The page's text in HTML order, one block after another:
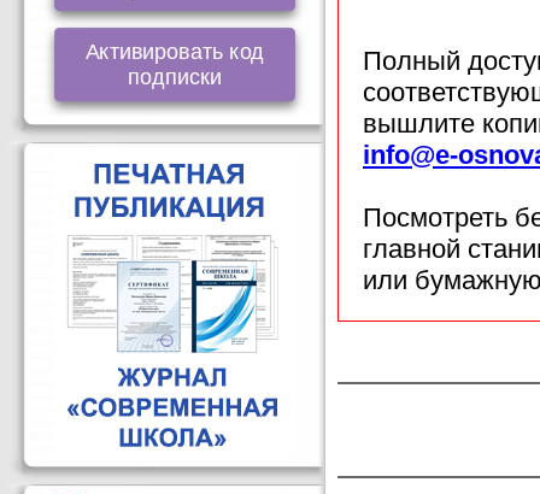
Полный
вышлите
info@e-
Посмотреть
главной
или
Активировать код
подписки